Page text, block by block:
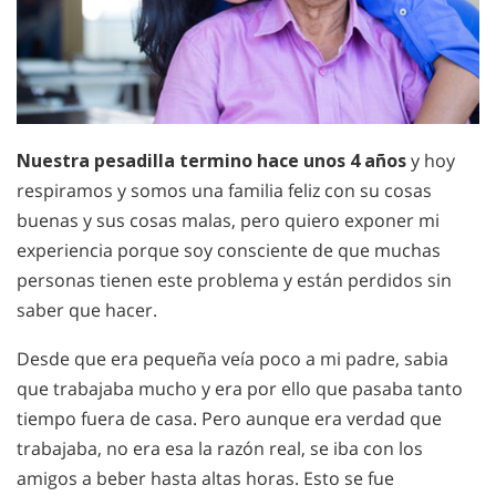
Nuestra pesadilla termino hace unos 4 añosy hoy
respiramos y somos una familia feliz con su cosas
buenas y sus cosas malas, pero quiero exponer mi
experiencia porque soy consciente de que muchas
personas tienen este problema y están perdidos sin
saber que hacer.
Desde que era pequeña veía poco a mi padre, sabia
que trabajaba mucho y era por ello que pasaba tanto
tiempo fuera de casa. Pero aunque era verdad que
trabajaba, no era esa la razón real, se iba con los
amigos a beber hasta altas horas. Esto se fue